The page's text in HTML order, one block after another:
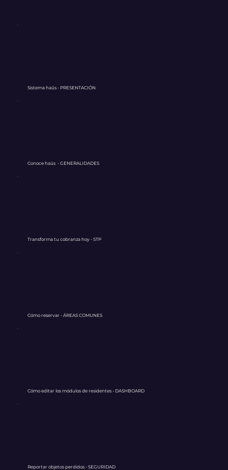
Sistema haûs - PRESENTACIÓN
Conoce haûs - GENERALIDADES
Transforma tu cobranza hoy - STP
Cómo reservar - ÁREAS COMUNES
Cómo editar los módulos de residentes - DASHBOARD
Reportar objetos perdidos - SEGURIDAD